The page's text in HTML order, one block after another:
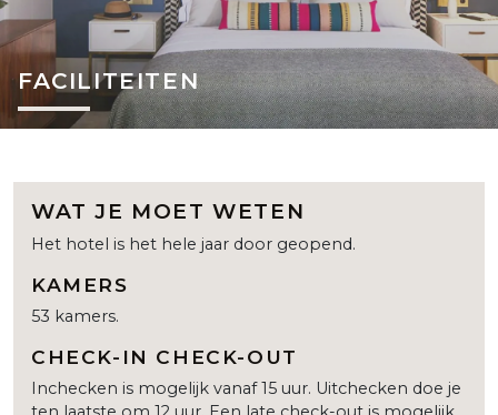
FACILITEITEN
WAT JE MOET WETEN
Het hotel is het hele jaar door geopend.
KAMERS
53 kamers.
CHECK-IN CHECK-OUT
Inchecken is mogelijk vanaf 15 uur. Uitchecken doe je